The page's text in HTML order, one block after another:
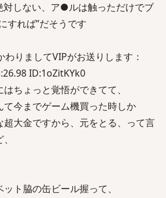
しない、ア●ルは触っただけでブ
すれば”だそうです
りましてVIPがお送りします：
ID:1oZitKYk0
ちょっと覚悟ができてて、
て今までゲーム機買った時しか
大金ですから、元をとる、って言
ト脇の缶ビール握って、